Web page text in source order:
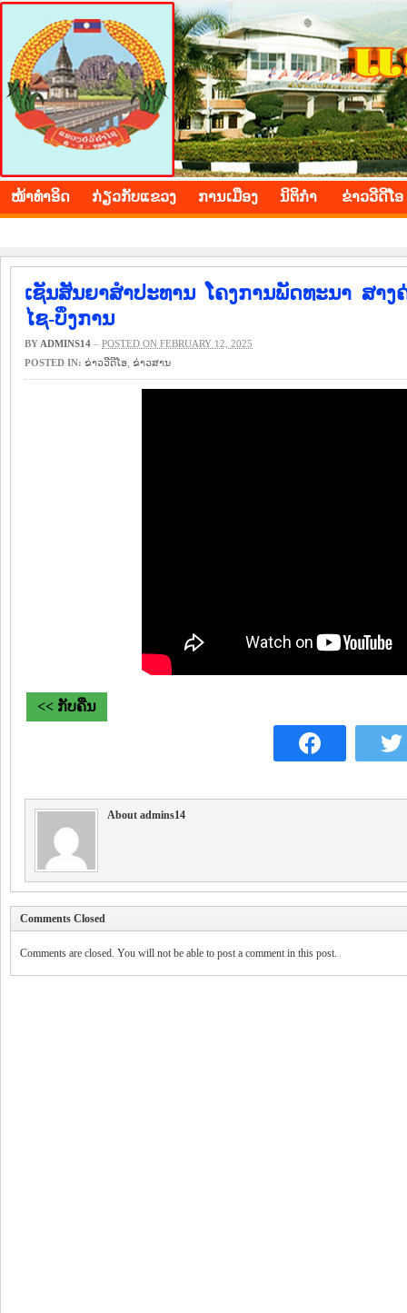
BOLIKHAMXAY PROVINCE
ໜ້າ​ທຳ​ອິດ ​ກ່ຽວ​ກັບ​ແຂວງ ​ການ​ເມືອງ ນິ​ຕິ​ກຳ ຂ່າວ​ວີ​ດີ​ໂອ
ເຊັນສັນຍາສຳປະທານ ໂຄງການພັດທະນາ ສາ
ໄຊ-ບຶງການ
BY ADMINS14 – POSTED ON FEBRUARY 12, 2025
POSTED IN: ຂ່າວ​ວີ​ດີ​ໂອ ​ຂ່າວ​ສານ
<< ກັບຄືນ
About admins14
Comments Closed
Comments are closed. You will not be able to post a comment in this post.